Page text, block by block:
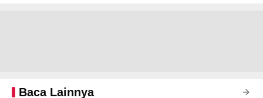
Baca Lainnya